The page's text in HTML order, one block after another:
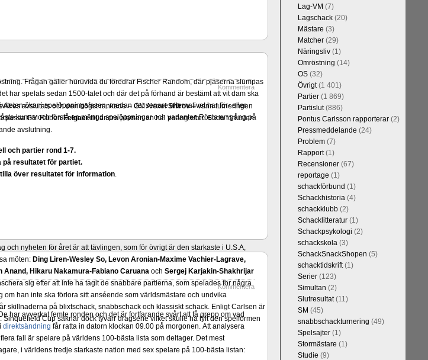
Frågan gäller huruvida du föredrar Fischer Random, där pjäserna slumpas
har spelats sedan 1500-talet och där det på förhand är bestämt att vit dam ska
ökar i spelöppningsfasen, medan det senare alternativet har för- eller
kunna och förstå en mängd spelöppningar och varianter. Rösta en gång på
nyheten för året är att tävlingen, som för övrigt är den starkaste i U.S.A,
möten: Ding Liren-Wesley So, Levon Aronian-Maxime Vachier-Lagrave,
Hikaru Nakamura-Fabiano Caruana och Sergej Karjakin-Shakhrijar
sig efter att inte ha tagit de snabbare partierna, som spelades för några
han inte ska förlora sitt anséende som världsmästare och undvika
skillnaderna på blixtschack, snabbschack och klassiskt schack. Enligt Carlsen är
Cup saknar dock tyvärr dragserie vilket skulle ha lyft den spelformen
Kommentera
avslutats och den högst rankade – GM AlexeiShirov– vann turneringen
GM RubenFelgaertill andra platsen en hel poäng efter. Enda förlusten
avslutning.
och partier rond 1-7.
på resultatet för partiet.
över resultatet för information.
Kommentera
har avverkat femte ronden och det är fortfarande svårt att få grepp om vad
direktsändning får ratta in datorn klockan 09.00 på morgonen. Att analysera
fall är spelare på världens 100-bästa lista som deltager. Det mest
i världens tredje starkaste nation med sex spelare på 100-bästa listan:
Lag-VM (7)
Lagschack(20)
Mästare (3)
Matcher(29)
Näringsliv(1)
Omröstning (14)
OS(32)
Övrigt(1 401)
Partier(1 869)
Partislut(886)
Pontus Carlsson rapporterar(2)
Pressmeddelande (24)
Problem(7)
Rapport(1)
Recensioner(67)
reportage (1)
schackförbund (1)
Schackhistoria(4)
schackklubb(2)
Schacklitteratur(1)
Schackpsykologi (2)
schackskola(3)
SchackSnackShopen (5)
schacktidskrift(1)
Serier(123)
Simultan (2)
Slutresultat(11)
SM (45)
snabbschackturnering (49)
Spelsajter(1)
Stormästare (1)
Studie (9)